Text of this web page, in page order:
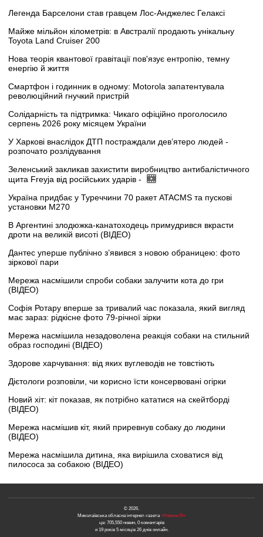
Легенда Барселони став гравцем Лос-Анджелес Гелаксі
Майже мільйон кілометрів: в Австралії продають унікальну
Toyota Land Cruiser 200
Нова теорія квантової гравітації пов'язує ентропію, темну
енергію й життя
Смартфон і годинник в одному: Motorola запатентувала
революційний гнучкий пристрій
Солідарність та підтримка: Чикаго офіційно проголосило
серпень 2026 року місяцем України
У Харкові внаслідок ДТП постраждали дев’ятеро людей -
розпочато розлідування
Зеленський закликав захистити виробництво антибалістичного
щита Freyja від російських ударів -
Україна придбає у Туреччини 70 ракет ATACMS та пускові
установки M270
В Аргентині злодюжка-канатоходець примудрився вкрасти
дроти на великій висоті (ВІДЕО)
Дантес уперше публічно з’явився з новою обраницею: фото
зіркової пари
Мережа насмішили спроби собаки залучити кота до гри
(ВІДЕО)
Софія Ротару вперше за тривалий час показала, який вигляд
має зараз: рідкісне фото 79-річної зірки
Мережа насмішила незадоволена реакція собаки на стильний
образ господині (ВІДЕО)
Здорове харчування: від яких вуглеводів не товстіють
Дієтологи розповіли, чи корисно їсти консервовані огірки
Новий хіт: кіт показав, як потрібно кататися на скейтборді
(ВІДЕО)
Мережа насмішив кіт, який приревнув собаку до людини
(ВІДЕО)
Мережа насмішила дитина, яка вирішила сховатися від
пилососа за собакою (ВІДЕО)
© 2026.
Миколаївська обласна інтернет-газета«Новини N»
це: 705,550 новин, 0 коментарів
и 19 років 5 місяців 26 днів онлайн.